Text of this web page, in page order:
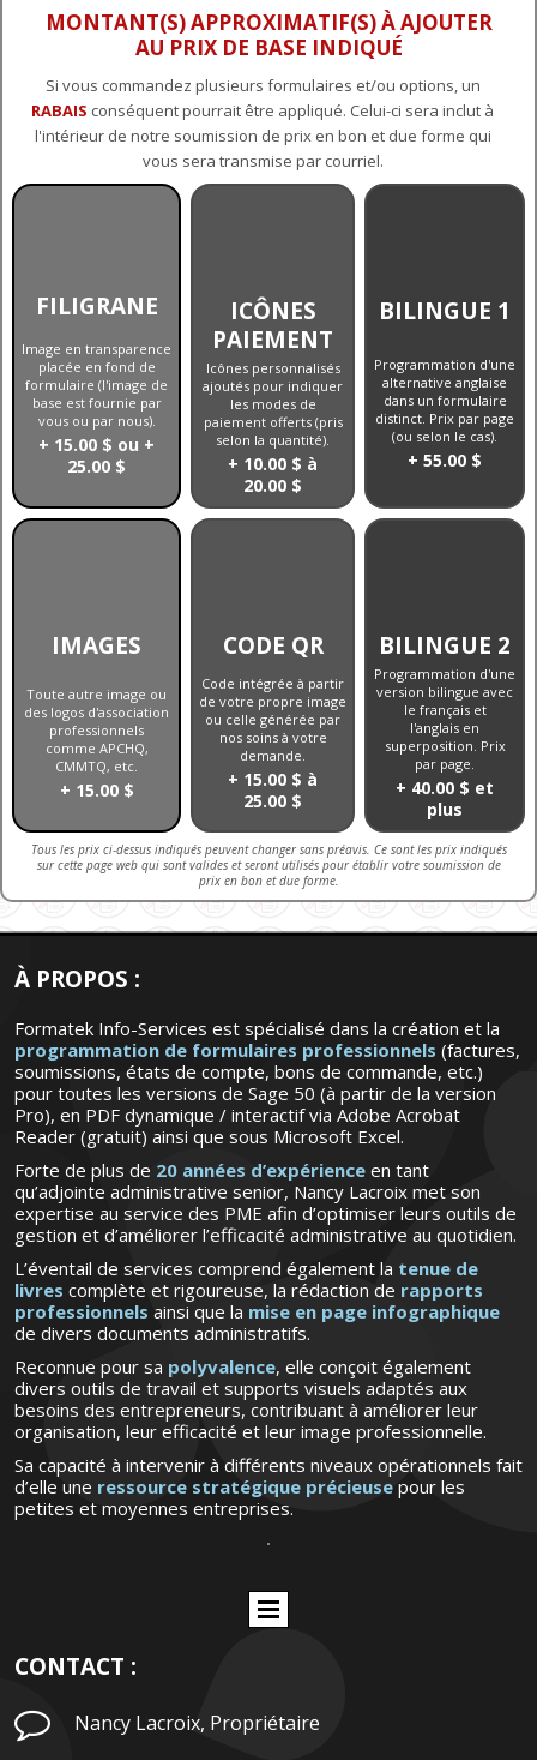
MONTANT(S) APPROXIMATIF(S) À AJOUTER
AU PRIX DE BASE INDIQUÉ
Si vous commandez plusieurs formulaires et/ou options, un
RABAIS conséquent pourrait être appliqué. Celui-ci sera inclut à
l'intérieur de notre soumission de prix en bon et due forme qui
vous sera transmise par courriel.
FILIGRANE
Image en transparence
placée en fond de
formulaire (l'image de
base est fournie par
vous ou par nous).
+ 15.00 $ ou +
25.00 $
ICÔNES
PAIEMENT
Icônes personnalisés
ajoutés pour indiquer
les modes de
paiement offerts (pris
selon la quantité).
+ 10.00 $ à
20.00 $
BILINGUE 1
Programmation d'une
alternative anglaise
dans un formulaire
distinct. Prix par page
(ou selon le cas).
+ 55.00 $
IMAGES
Toute autre image ou
des logos d'association
professionnels
comme APCHQ,
CMMTQ, etc.
+ 15.00 $
CODE QR
Code intégrée à partir
de votre propre image
ou celle générée par
nos soins à votre
demande.
+ 15.00 $ à
25.00 $
BILINGUE 2
Programmation d'une
version bilingue avec
le français et
l'anglais en
superposition. Prix
par page.
+ 40.00 $ et
plus
Tous les prix ci-dessus indiqués peuvent changer sans préavis. Ce sont les prix indiqués
sur cette page web qui sont valides et seront utilisés pour établir votre soumission de
prix en bon et due forme.
À PROPOS :
Formatek Info-Services est spécialisé dans la création et la
programmation de formulaires professionnels (factures,
soumissions, états de compte, bons de commande, etc.)
pour toutes les versions de Sage 50 (à partir de la version
Pro), en PDF dynamique / interactif via Adobe Acrobat
Reader (gratuit) ainsi que sous Microsoft Excel.
Forte de plus de 20 années d’expérience en tant
qu’adjointe administrative senior, Nancy Lacroix met son
expertise au service des PME afin d’optimiser leurs outils de
gestion et d’améliorer l’efficacité administrative au quotidien.
L’éventail de services comprend également la tenue de
livres complète et rigoureuse, la rédaction de rapports
professionnels ainsi que la mise en page infographique
de divers documents administratifs.
Reconnue pour sa polyvalence, elle conçoit également
divers outils de travail et supports visuels adaptés aux
besoins des entrepreneurs, contribuant à améliorer leur
organisation, leur efficacité et leur image professionnelle.
Sa capacité à intervenir à différents niveaux opérationnels fait
d’elle une ressource stratégique précieuse pour les
petites et moyennes entreprises.
CONTACT :
 Nancy Lacroix, Propriétaire